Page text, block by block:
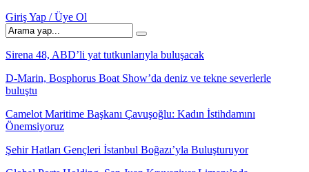
Giriş Yap / Üye Ol
Sirena 48, ABD’li yat tutkunlarıyla buluşacak
D-Marin, Bosphorus Boat Show’da deniz ve tekne severlerle
buluştu
Camelot Maritime Başkanı Çavuşoğlu: Kadın İstihdamını
Önemsiyoruz
Şehir Hatları Gençleri İstanbul Boğazı’yla Buluşturuyor